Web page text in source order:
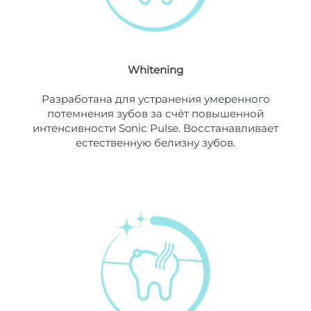
Whitening
Разработана для устранения умеренного
потемнения зубов за счёт повышенной
интенсивности Sonic Pulse. Восстанавливает
естественную белизну зубов.
Ожидаемая дата доставки
Люксембург
Ожидаемая дата доставки
9/08/26
Макао (САР)
Ожидаемая дата доставки
Ожидаемая дата доставки
Ожидаемая дата доставки
Ожидаемая дата доставки